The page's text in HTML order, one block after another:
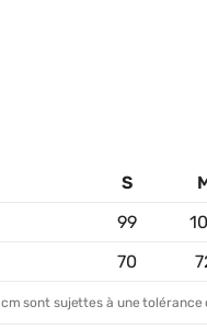
S
99
70
sont sujettes à une